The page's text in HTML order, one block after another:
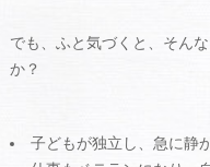
でも、ふと気づくと、そん
か？
子どもが独立し、急に静